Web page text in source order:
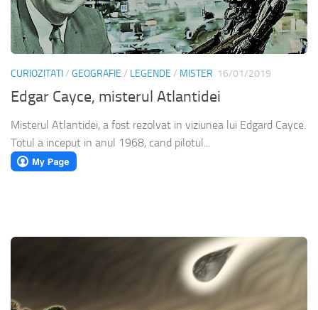
CURIOZITATI/ GEOGRAFIE / LEGENDE / MISTER 16/01/2019
Edgar Cayce, misterul Atlantidei
Misterul Atlantidei, a fost rezolvat in viziunea lui Edgard Cayce.
Totul a inceput in anul 1968, cand pilotul...